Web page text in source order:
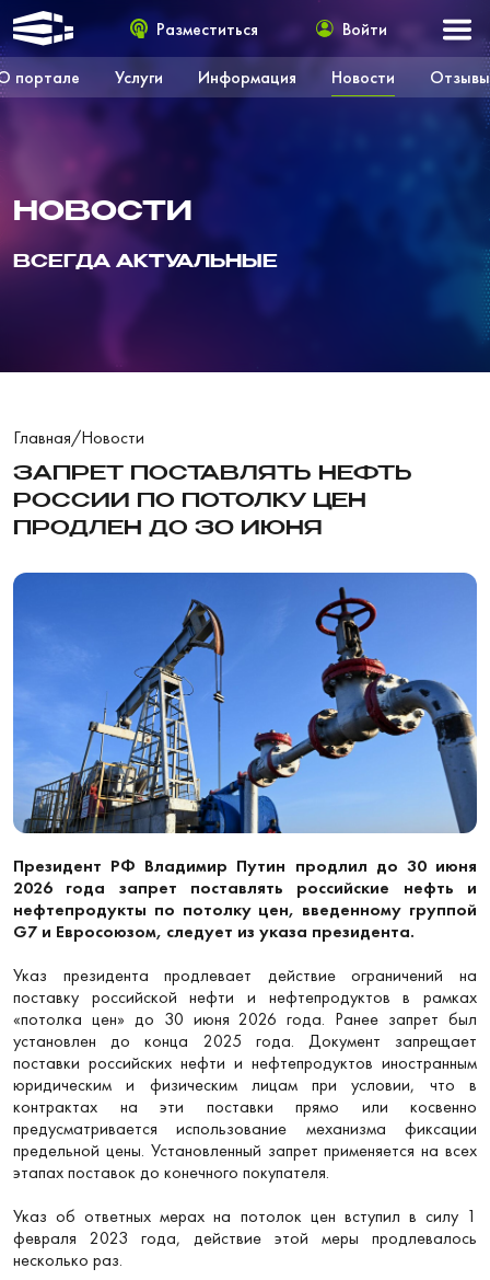
портале Услуги Информация Новости Отзывы
Разместиться Войти
НОВОСТИ
ВСЕГДА АКТУАЛЬНЫЕ
Главная/Новости
ЗАПРЕТ ПОСТАВЛЯТЬ НЕФТЬ
РОССИИ ПО ПОТОЛКУ ЦЕН
ПРОДЛЕН ДО 30 ИЮНЯ
Президент РФ Владимир Путин продлил до 30 июня
2026 года запрет поставлять российские нефть и
нефтепродукты по потолку цен, введенному группой
G7 и Евросоюзом, следует из указа президента.
Указ президента продлевает действие ограничений на
поставку российской нефти и нефтепродуктов в рамках
«потолка цен» до 30 июня 2026 года. Ранее запрет был
установлен до конца 2025 года. Документ запрещает
поставки российских нефти и нефтепродуктов иностранным
юридическим и физическим лицам при условии, что в
контрактах на эти поставки прямо или косвенно
предусматривается использование механизма фиксации
предельной цены. Установленный запрет применяется на всех
этапах поставок до конечного покупателя.
Указ об ответных мерах на потолок цен вступил в силу 1
февраля 2023 года, действие этой меры продлевалось
несколько раз.